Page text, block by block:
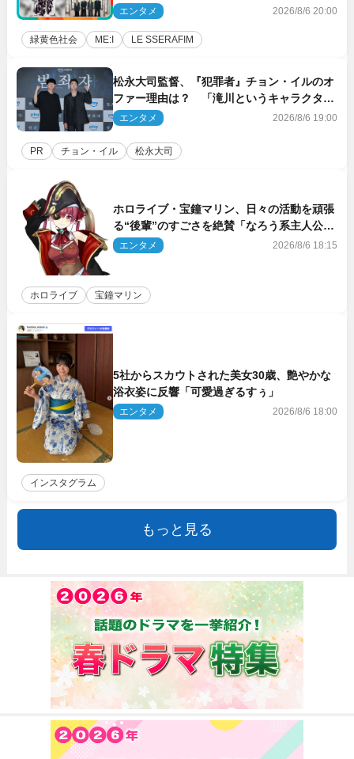
パフォーマンス！
エンタメ 2026/8/6 20:00
緑黄色社会 ME:I LE SSERAFIM
松永大司監督、『犯罪者』チョン・イルのオ
ファー理由は？ 「滝川というキャラクター
に出会えたことは本当に運が良かった」
エンタメ 2026/8/6 19:00
PR チョン・イル 松永大司
ホロライブ・宝鐘マリン、日々の活動を頑張
る“後輩”のすごさを絶賛「なろう系主人公ま
である」
エンタメ 2026/8/6 18:15
ホロライブ 宝鐘マリン
5社からスカウトされた美女30歳、艶やかな
浴衣姿に反響「可愛過ぎるすぅ」
エンタメ 2026/8/6 18:00
インスタグラム
もっと見る